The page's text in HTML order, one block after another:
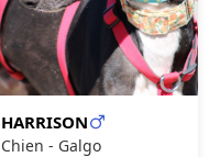
HARRISON
Chien - Galgo